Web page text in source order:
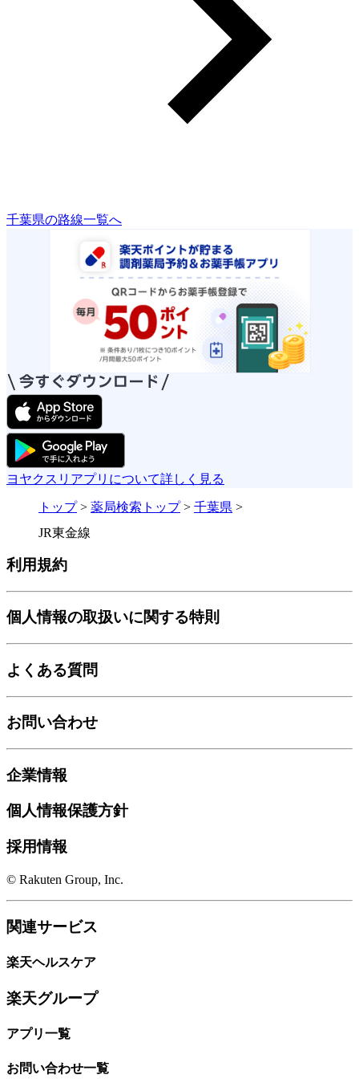
千葉県の路線一覧へ
ヨヤクスリアプリについて詳しく見る
トップ> 薬局検索トップ> 千葉県 >
JR東金線
利用規約
個人情報の取扱いに関する特則
よくある質問
お問い合わせ
企業情報
個人情報保護方針
採用情報
© Rakuten Group, Inc.
関連サービス
楽天ヘルスケア
楽天グループ
アプリ一覧
お問い合わせ一覧